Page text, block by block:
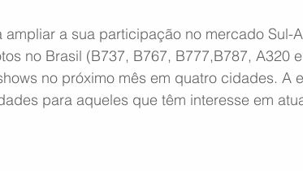
ampliar a sua participação no mercado Sul-
no Brasil (B737, B767, B777,B787, A320
no próximo mês em quatro cidades. A
para aqueles que têm interesse em